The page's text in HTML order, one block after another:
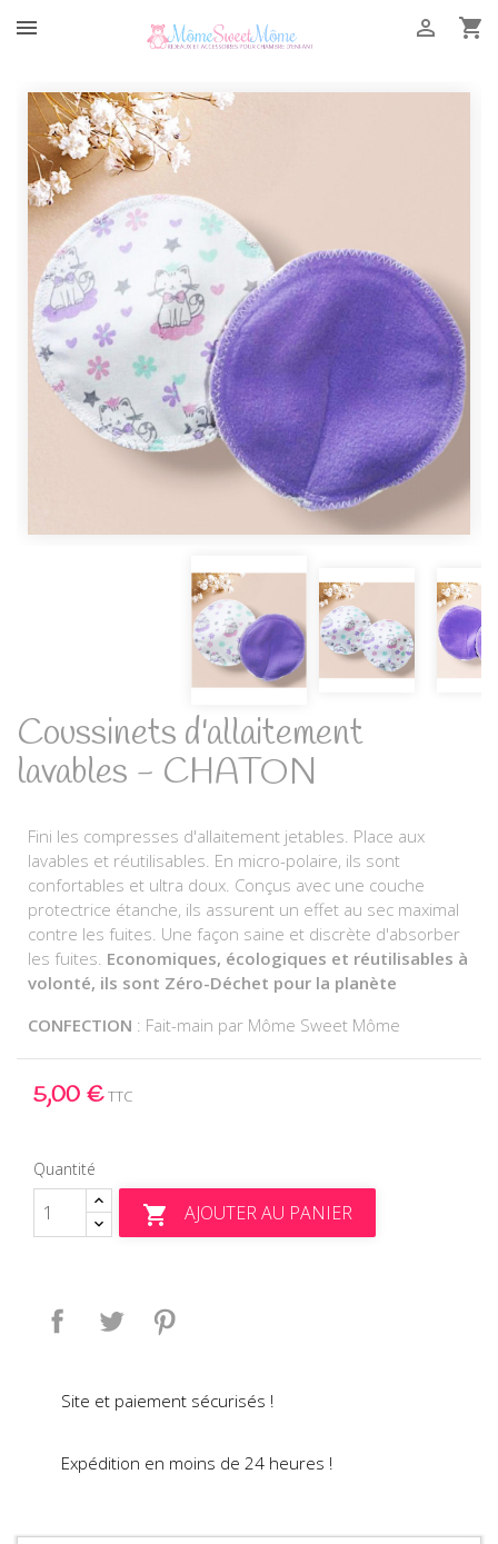
 

Coussinets d'allaitement
lavables - CHATON
Fini les compresses d'allaitement jetables. Place aux
lavables et réutilisables. En micro-polaire, ils sont
confortables et ultra doux. Conçus avec une couche
protectrice étanche, ils assurent un effet au sec maximal
contre les fuites. Une façon saine et discrète d'absorber
les fuites. Economiques, écologiques et réutilisables à
volonté, ils sont Zéro-Déchet pour la planète
CONFECTION : Fait-main par Môme Sweet Môme
5,00 €TTC
Quantité
 AJOUTER AU PANIER
Partager Tweet
Site et paiement sécurisés !
Expédition en moins de 24 heures !